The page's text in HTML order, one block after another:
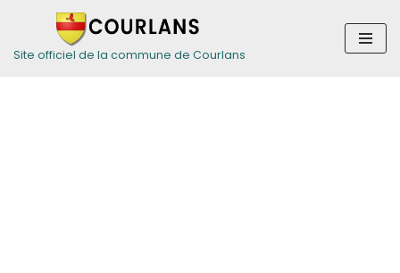
Aller
Site officiel de la commune de Courlans